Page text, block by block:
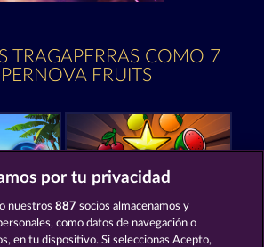
TRAGAPERRAS COMO 7
FRUITS
100 Flaring Fruits
por tu privacidad
nuestros887 socios almacenamos y
como datos de navegación o
en tu dispositivo. Si seleccionas Acepto,